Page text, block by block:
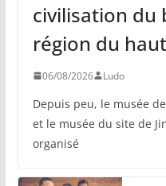
civilisation du
région du
06/08/2026 Ludo
Depuis peu, le musée
et le musée du site de
organisé